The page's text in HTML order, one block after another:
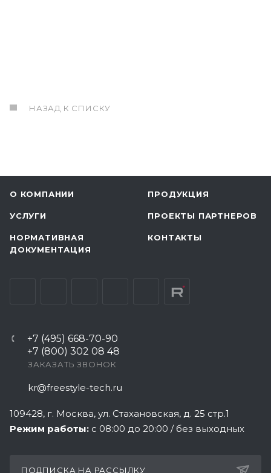
НАЗАД К СПИСКУ
О КОМПАНИИ ПРОДУКЦИЯ
УСЛУГИ ПРОЕКТЫ ПАРТНЕРОВ
НОРМАТИВНАЯ
ДОКУМЕНТАЦИЯ
КОНТАКТЫ
+7 (495) 668-70-90
+7 (800) 302 08 48
ЗАКАЗАТЬ ЗВОНОК
kr@freestyle-tech.ru
109428, г. Москва, ул. Стахановская, д. 25 стр.1
Режим работы: с 08:00 до 20:00 / без выходных
ПОДПИСКА НА РАССЫЛКУ